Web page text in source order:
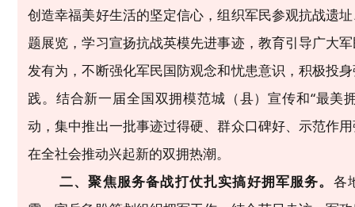
创造幸福美好生活的坚定信心，组织军民参观抗战遗
题展览，学习宣扬抗战英模先进事迹， 教育引导广大
发有为 ，不断强化军民国防观念和忧患意识，积极投
践。结合新一届全国双拥模范城（县）宣传和“最美
动 ，集中推出一批事迹过得硬、群众口碑好、示范作用
在全社会推动兴起新的双拥热潮。
二、聚焦服务备战打仗扎实搞好拥军服务。 各